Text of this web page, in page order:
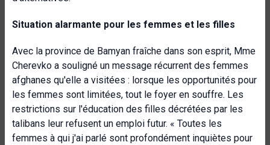
Situation alarmante pour les femmes et les filles
Avec la province de Bamyan fraîche dans son esprit, Mme
Cherevko a souligné un message récurrent des femmes
afghanes qu'elle a visitées : lorsque les opportunités pour
les femmes sont limitées, tout le foyer en souffre. Les
restrictions sur l'éducation des filles décrétées par les
talibans leur refusent un emploi futur. « Toutes les
femmes à qui j'ai parlé sont profondément inquiètes pour